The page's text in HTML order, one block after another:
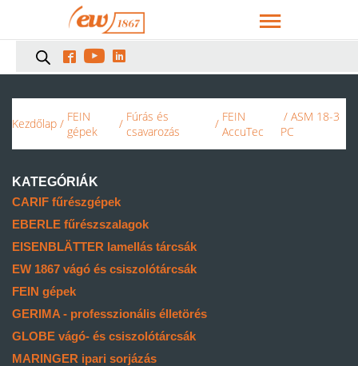
  
Kezdőlap / FEIN
gépek
/ Fúrás és
csavarozás
/ FEIN
AccuTec
/ ASM 18-3
PC
KATEGÓRIÁK
CARIF fűrészgépek
EBERLE fűrészszalagok
EISENBLÄTTER lamellás tárcsák
EW 1867 vágó és csiszolótárcsák
FEIN gépek
GERIMA - professzionális élletörés
GLOBE vágó- és csiszolótárcsák
MARINGER ipari sorjázás